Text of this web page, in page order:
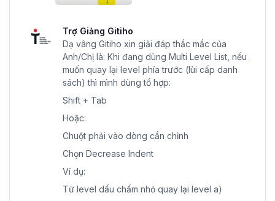
Trợ Giảng Gitiho
Dạ vâng Gitiho xin giải đáp thắc mắc của
Anh/Chị là: Khi đang dùng Multi Level List, nếu
muốn quay lại level phía trước (lùi cấp danh
sách) thì mình dùng tổ hợp:
Shift + Tab
Hoặc:
Chuột phải vào dòng cần chỉnh
Chọn Decrease Indent
Ví dụ:
Từ level dấu chấm nhỏ quay lại level a)